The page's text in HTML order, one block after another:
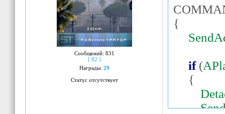
Сообщений: 831
[ 82 ]
Награды: 29
Статус отсутствует
{
if (
{